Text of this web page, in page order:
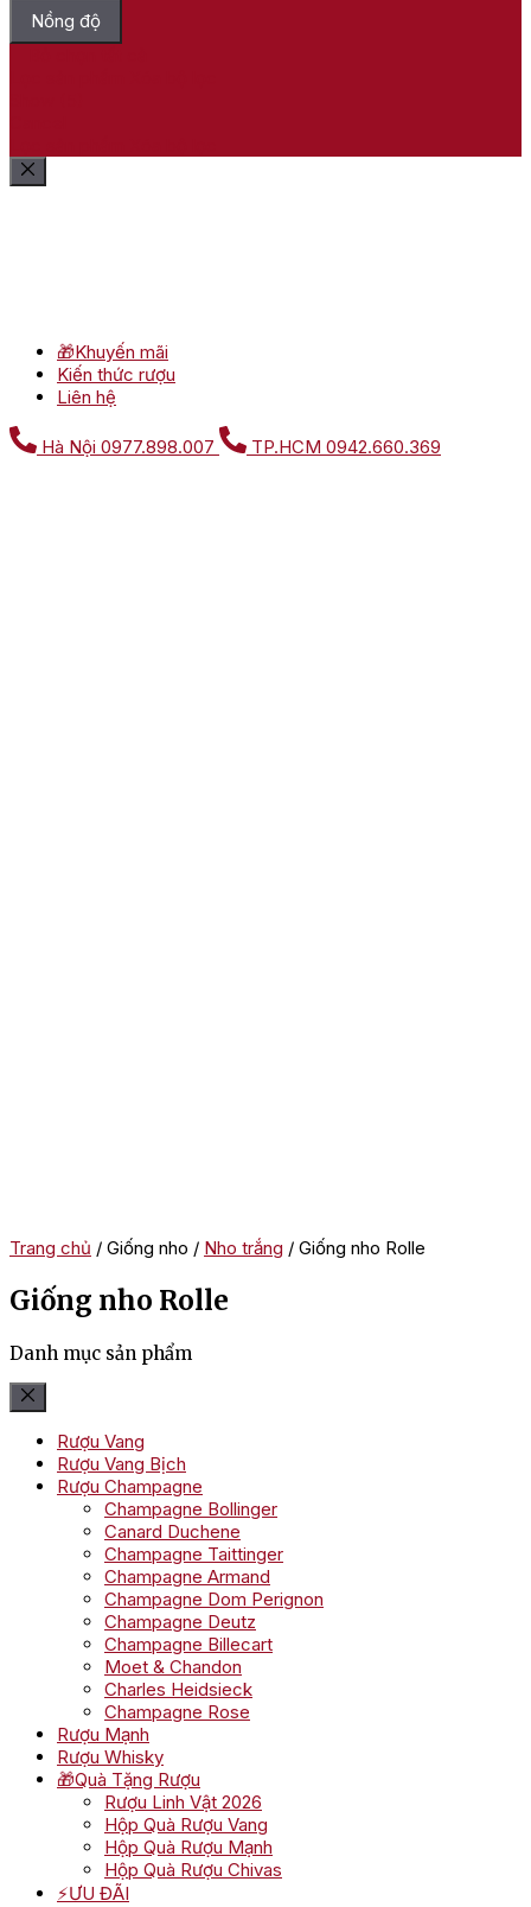
Nồng độ
🎁Khuyến mãi
Kiến thức rượu
Liên hệ
Hà Nội 0977.898.007 TP.HCM 0942.660.369
Trang chủ / Giống nho / Nho trắng / Giống nho Rolle
Giống nho Rolle
Danh mục sản phẩm
Rượu Vang
Rượu Vang Bịch
Rượu Champagne
Champagne Bollinger
Canard Duchene
Champagne Taittinger
Champagne Armand
Champagne Dom Perignon
Champagne Deutz
Champagne Billecart
Moet & Chandon
Charles Heidsieck
Champagne Rose
Rượu Mạnh
Rượu Whisky
🎁Quà Tặng Rượu
Rượu Linh Vật 2026
Hộp Quà Rượu Vang
Hộp Quà Rượu Mạnh
Hộp Quà Rượu Chivas
⚡ƯU ĐÃI